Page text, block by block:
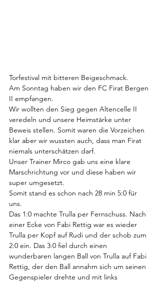
Torfestival mit bitteren Beigeschmack.
Am Sonntag haben wir den FC Firat Bergen
II empfangen.
Wir wollten den Sieg gegen Altencelle II
veredeln und unsere Heimstärke unter
Beweis stellen. Somit waren die Vorzeichen
klar aber wir wussten auch, dass man Firat
niemals unterschätzen darf.
Unser Trainer Mirco gab uns eine klare
Marschrichtung vor und diese haben wir
super umgesetzt.
Somit stand es schon nach 28 min 5:0 für
uns.
Das 1:0 machte Trulla per Fernschuss. Nach
einer Ecke von Fabi Rettig war es wieder
Trulla per Kopf auf Rudi und der schob zum
2:0 ein. Das 3:0 fiel durch einen
wunderbaren langen Ball von Trulla auf Fabi
Rettig, der den Ball annahm sich um seinen
Gegenspieler drehte und mit links